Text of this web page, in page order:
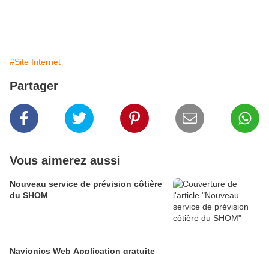
#Site Internet
Partager
Vous aimerez aussi
Nouveau service de prévision côtière
du SHOM
Navionics Web Application gratuite